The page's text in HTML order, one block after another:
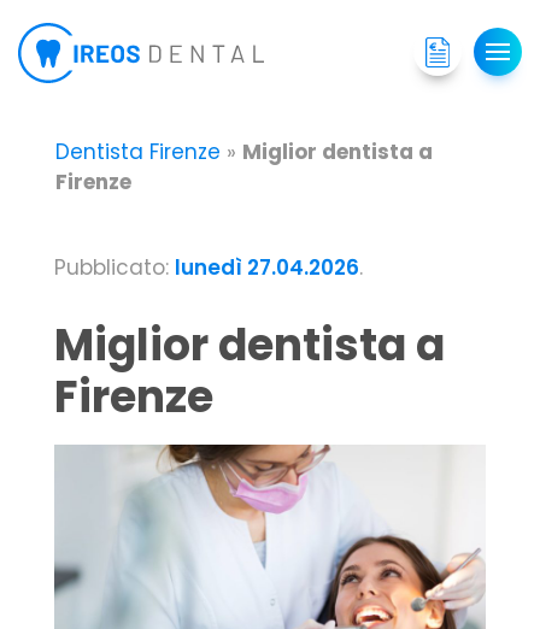
Dentista Firenze » Miglior dentista a
Firenze
Pubblicato: lunedì 27.04.2026.
Miglior dentista a
Firenze